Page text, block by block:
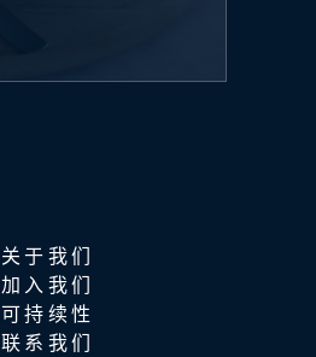
关于我们
加入我们
可持续性
联系我们